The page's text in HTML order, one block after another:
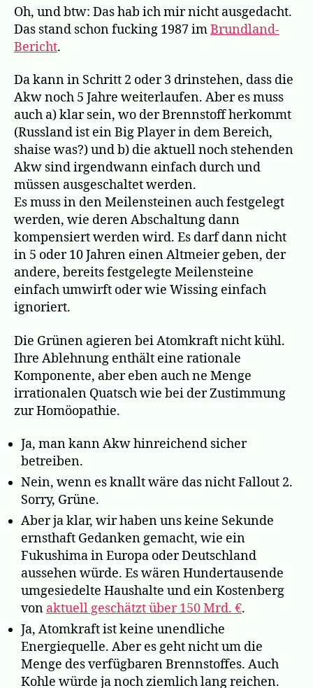
Oh, und btw: Das hab ich mir nicht ausgedacht.
Das stand schon fucking 1987 imBrundland-
Bericht.
Da kann in Schritt 2 oder 3 drinstehen, dass die
Akw noch 5 Jahre weiterlaufen. Aber es muss
auch a) klar sein, wo der Brennstoff herkommt
(Russland ist ein Big Player in dem Bereich,
shaise was?) und b) die aktuell noch stehenden
Akw sind irgendwann einfach durch und
müssen ausgeschaltet werden.
Es muss in den Meilensteinen auch festgelegt
werden, wie deren Abschaltung dann
kompensiert werden wird. Es darf dann nicht
in 5 oder 10 Jahren einen Altmeier geben, der
andere, bereits festgelegte Meilensteine
einfach umwirft oder wie Wissing einfach
ignoriert.
Die Grünen agieren bei Atomkraft nicht kühl.
Ihre Ablehnung enthält eine rationale
Komponente, aber eben auch ne Menge
irrationalen Quatsch wie bei der Zustimmung
zur Homöopathie.
Ja, man kann Akw hinreichend sicher
betreiben.
Nein, wenn es knallt wäre das nicht Fallout 2.
Sorry, Grüne.
Aber ja klar, wir haben uns keine Sekunde
ernsthaft Gedanken gemacht, wie ein
Fukushima in Europa oder Deutschland
aussehen würde. Es wären Hundertausende
umgesiedelte Haushalte und ein Kostenberg
von aktuell geschätzt über 150 Mrd. €.
Ja, Atomkraft ist keine unendliche
Energiequelle. Aber es geht nicht um die
Menge des verfügbaren Brennstoffes. Auch
Kohle würde ja noch ziemlich lang reichen.